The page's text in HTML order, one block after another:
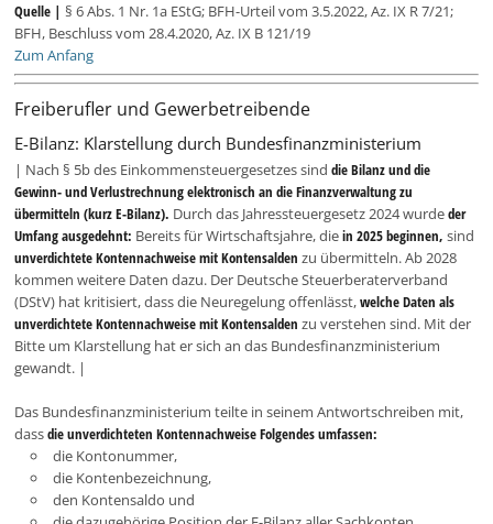
Quelle | § 6 Abs. 1 Nr. 1a EStG; BFH-Urteil vom 3.5.2022, Az. IX R 7/21;
BFH, Beschluss vom 28.4.2020, Az. IX B 121/19
Zum Anfang
Freiberufler und Gewerbetreibende
E-Bilanz: Klarstellung durch Bundesfinanzministerium
| Nach § 5b des Einkommensteuergesetzes sinddie Bilanz und die
Gewinn- und Verlustrechnung elektronisch an die Finanzverwaltung zu
übermitteln (kurz E-Bilanz). Durch das Jahressteuergesetz 2024 wurdeder
Umfang ausgedehnt: Bereits für Wirtschaftsjahre, diein 2025 beginnen, sind
unverdichtete Kontennachweise mit Kontensalden zu übermitteln. Ab 2028
kommen weitere Daten dazu. Der Deutsche Steuerberaterverband
(DStV) hat kritisiert, dass die Neuregelung offenlässt,welche Daten als
unverdichtete Kontennachweise mit Kontensalden zu verstehen sind. Mit der
Bitte um Klarstellung hat er sich an das Bundesfinanzministerium
gewandt. |
Das Bundesfinanzministerium teilte in seinem Antwortschreiben mit,
dassdie unverdichteten Kontennachweise Folgendes umfassen:
die Kontonummer,
die Kontenbezeichnung,
den Kontensaldo und